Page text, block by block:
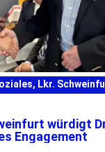
, Lkr.
würdigt
Engagement